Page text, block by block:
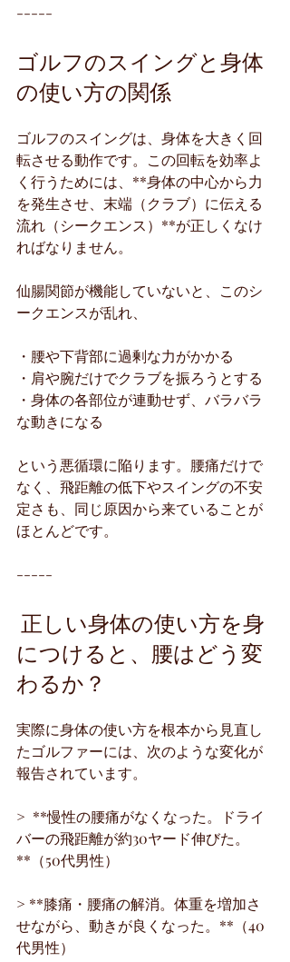
-----
ゴルフのスイングと身体
の使い方の関係
ゴルフのスイングは、身体を大きく回
転させる動作です。この回転を効率よ
く行うためには、**身体の中心から力
を発生させ、末端（クラブ）に伝える
流れ（シークエンス）**が正しくなけ
ればなりません。
仙腸関節が機能していないと、このシ
ークエンスが乱れ、
・腰や下背部に過剰な力がかかる
・肩や腕だけでクラブを振ろうとする
・身体の各部位が連動せず、バラバラ
な動きになる
という悪循環に陥ります。腰痛だけで
なく、飛距離の低下やスイングの不安
定さも、同じ原因から来ていることが
ほとんどです。
-----
につけると、腰はどう変
わるか？
実際に身体の使い方を根本から見直し
たゴルファーには、次のような変化が
報告されています。
>  **慢性の腰痛がなくなった。ドライ
バーの飛距離が約30ヤード伸びた。
**（50代男性）
> **膝痛・腰痛の解消。体重を増加さ
せながら、動きが良くなった。**（40
代男性）